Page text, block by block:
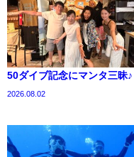
50ダイブ記念にマンタ三昧♪
2026.08.02